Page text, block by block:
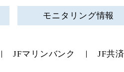
モニタリング情報
JFマリンバンク JF共済